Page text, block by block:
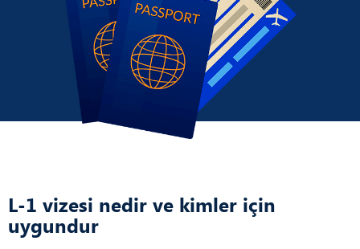
L-1 vizesi nedir ve kimler için
uygundur